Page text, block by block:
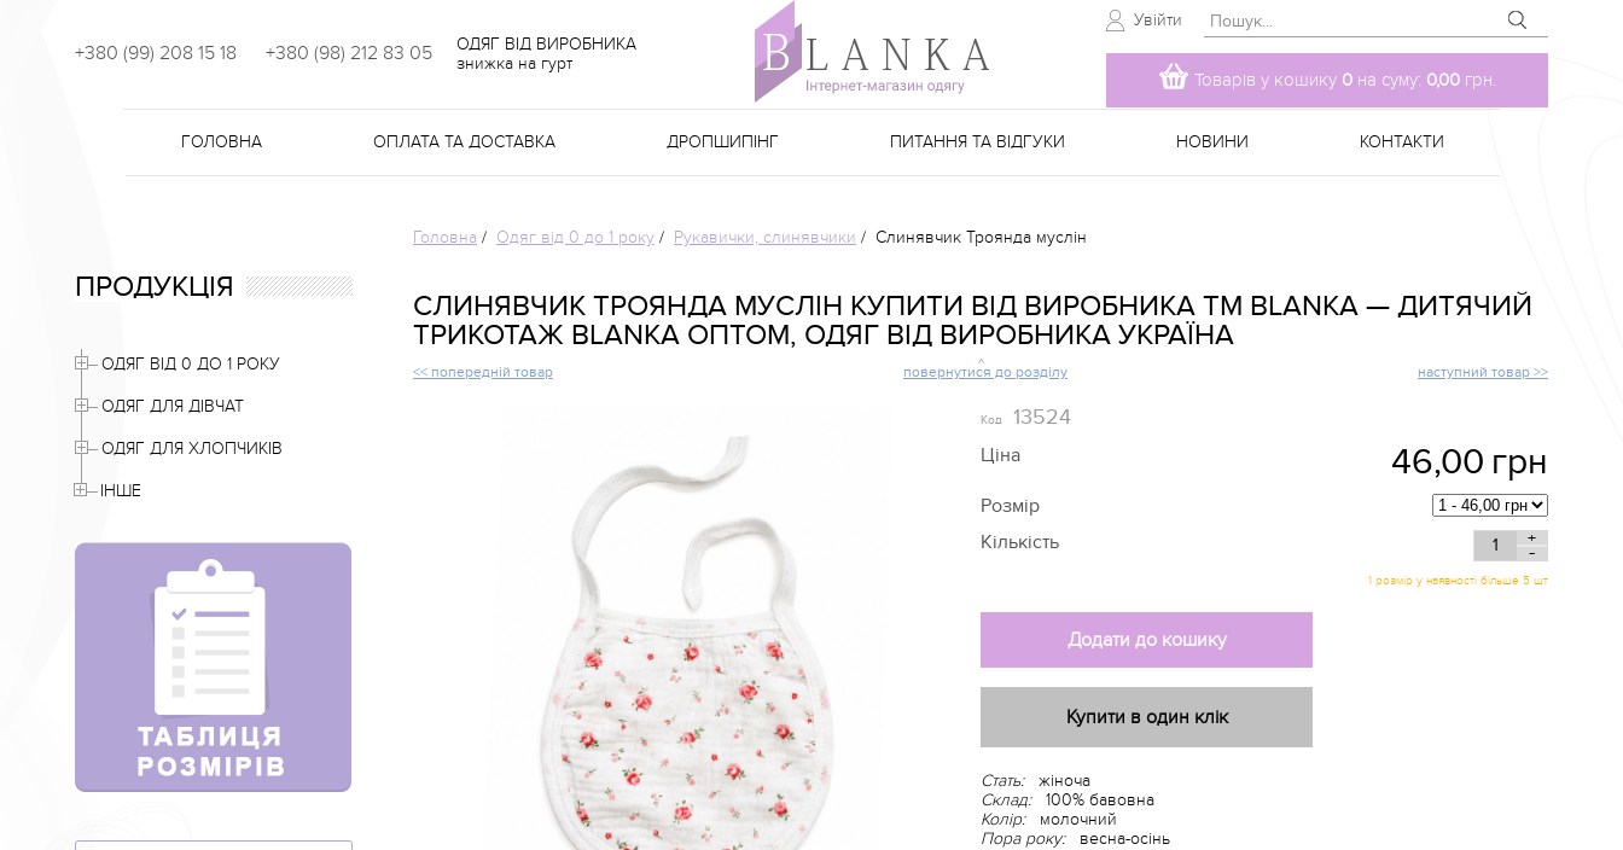
+380 (99) 208 15 18 +380 (98) 212 83 05
ОДЯГ ВІД ВИРОБНИКА
знижка на гурт
Увійти
Товарів у кошику 0 на суму: 0,00грн.
ГОЛОВНА ОПЛАТА ТА ДОСТАВКА ДРОПШИПІНГ ПИТАННЯ ТА ВІДГУКИ НОВИНИ КОНТАКТИ
ПРОДУКЦІЯ
ОДЯГ ВІД 0 ДО 1 РОКУ
ОДЯГ ДЛЯ ДІВЧАТ
ОДЯГ ДЛЯ ХЛОПЧИКІВ
ІНШЕ
Головна / Одяг від 0 до 1 року / Рукавички, слинявчики / Слинявчик Троянда муслін
СЛИНЯВЧИК ТРОЯНДА МУСЛІН КУПИТИ ВІД ВИРОБНИКА TM BLANKA — ДИТЯЧИЙ
ТРИКОТАЖ BLANKA ОПТОМ, ОДЯГ ВІД ВИРОБНИКА УКРАЇНА
<< попередній товар наступний товар >>
повернутися до розділу
Код 13524
Ціна 46,00 грн
Розмір
Кількість
+
-
1 розмір у наявності більше 5 шт
Додати до кошику
Купити в один клік
Стать: жіноча
Склад: 100% бавовна
Колір: молочний
Пора року: весна-осінь